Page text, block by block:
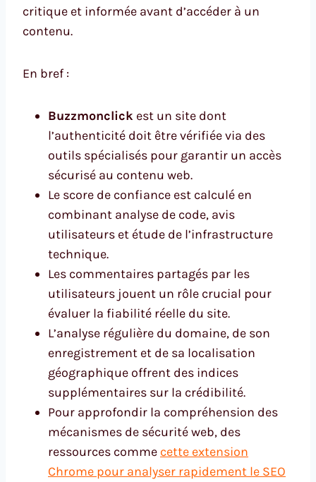
critique et informée avant d’accéder à un
contenu.
En bref :
Buzzmonclick est un site dont
l’authenticité doit être vérifiée via des
outils spécialisés pour garantir un accès
sécurisé au contenu web.
Le score de confiance est calculé en
combinant analyse de code, avis
utilisateurs et étude de l’infrastructure
technique.
Les commentaires partagés par les
utilisateurs jouent un rôle crucial pour
évaluer la fiabilité réelle du site.
L’analyse régulière du domaine, de son
enregistrement et de sa localisation
géographique offrent des indices
supplémentaires sur la crédibilité.
Pour approfondir la compréhension des
mécanismes de sécurité web, des
ressources comme cette extension
Chrome pour analyser rapidement le SEO